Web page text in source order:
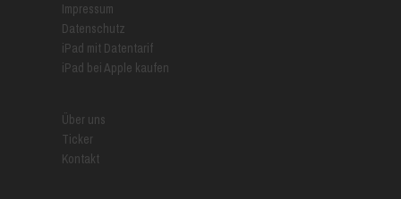
Impressum
Datenschutz
iPad mit Datentarif
iPad bei Apple kaufen
Über uns
Ticker
Kontakt